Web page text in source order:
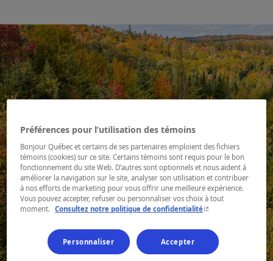
Préférences pour l’utilisation des témoins
Bonjour Québec et certains de ses partenaires emploient des fichiers
témoins (cookies) sur ce site. Certains témoins sont requis pour le bon
fonctionnement du site Web. D’autres sont optionnels et nous aident à
améliorer la navigation sur le site, analyser son utilisation et contribuer
à nos efforts de marketing pour vous offrir une meilleure expérience.
Vous pouvez accepter, refuser ou personnaliser vos choix à tout
moment. Consultez notre politique de confidentialité- Cet hyperlien
Personnaliser Accepter